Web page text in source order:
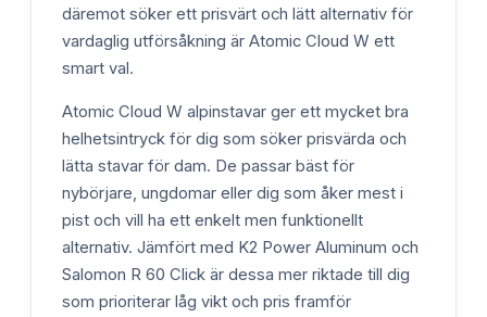
däremot söker ett prisvärt och lätt alternativ för
vardaglig utförsåkning är Atomic Cloud W ett
smart val.
Atomic Cloud W alpinstavar ger ett mycket bra
helhetsintryck för dig som söker prisvärda och
lätta stavar för dam. De passar bäst för
nybörjare, ungdomar eller dig som åker mest i
pist och vill ha ett enkelt men funktionellt
alternativ. Jämfört med K2 Power Aluminum och
Salomon R 60 Click är dessa mer riktade till dig
som prioriterar låg vikt och pris framför